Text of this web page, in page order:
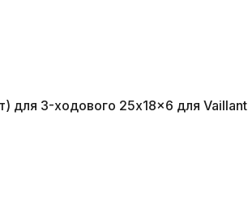
для 3-ходового 25x18x6 для Vaillant